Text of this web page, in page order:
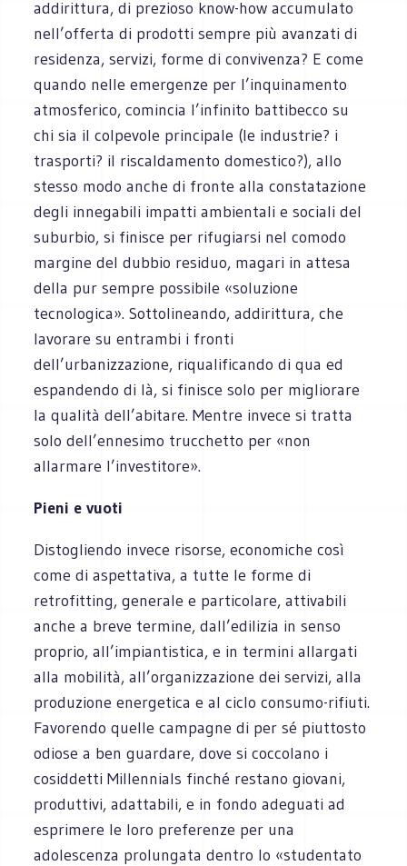
addirittura, di prezioso know-how accumulato
nell’offerta di prodotti sempre più avanzati di
residenza, servizi, forme di convivenza? E come
quando nelle emergenze per l’inquinamento
atmosferico, comincia l’infinito battibecco su
chi sia il colpevole principale (le industrie? i
trasporti? il riscaldamento domestico?), allo
stesso modo anche di fronte alla constatazione
degli innegabili impatti ambientali e sociali del
suburbio, si finisce per rifugiarsi nel comodo
margine del dubbio residuo, magari in attesa
della pur sempre possibile «soluzione
tecnologica». Sottolineando, addirittura, che
lavorare su entrambi i fronti
dell’urbanizzazione, riqualificando di qua ed
espandendo di là, si finisce solo per migliorare
la qualità dell’abitare. Mentre invece si tratta
solo dell’ennesimo trucchetto per «non
allarmare l’investitore».
Pieni e vuoti
Distogliendo invece risorse, economiche così
come di aspettativa, a tutte le forme di
retrofitting, generale e particolare, attivabili
anche a breve termine, dall’edilizia in senso
proprio, all’impiantistica, e in termini allargati
alla mobilità, all’organizzazione dei servizi, alla
produzione energetica e al ciclo consumo-rifiuti.
Favorendo quelle campagne di per sé piuttosto
odiose a ben guardare, dove si coccolano i
cosiddetti Millennials finché restano giovani,
produttivi, adattabili, e in fondo adeguati ad
esprimere le loro preferenze per una
adolescenza prolungata dentro lo «studentato